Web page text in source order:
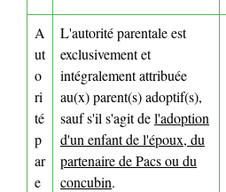
A
ut
o
ri
té
p
ar
e
L'autorité parentale est
exclusivement et
intégralement attribuée
au(x) parent(s) adoptif(s),
sauf s'il s'agit del'adoption
d'un enfant de l'époux, du
partenaire de Pacs ou du
concubin.